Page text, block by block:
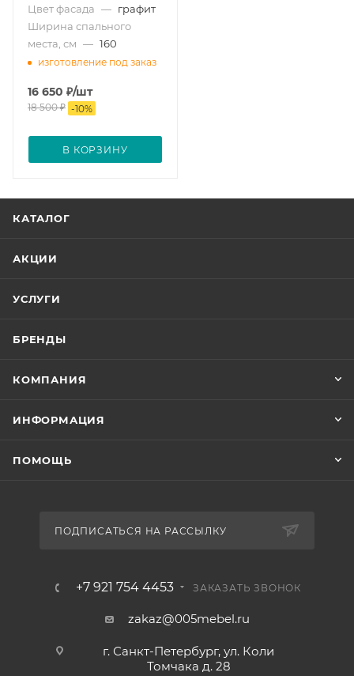
Цвет фасада — графит
Ширина спального
места, см — 160
изготовление под заказ
16 650 ₽/шт
18 500₽ -10%
В КОРЗИНУ
КАТАЛОГ
АКЦИИ
УСЛУГИ
БРЕНДЫ
КОМПАНИЯ
ИНФОРМАЦИЯ
ПОМОЩЬ
ПОДПИСАТЬСЯ НА РАССЫЛКУ
+7 921 754 4453 ЗАКАЗАТЬ ЗВОНОК
zakaz@005mebel.ru
г. Санкт-Петербург, ул. Коли
Томчака д. 28